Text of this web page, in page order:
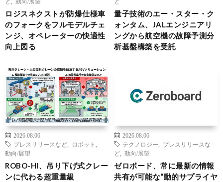
ロジスネクストが防爆仕様車
のフォークをフルモデルチェ
ンジ、オペレーターの快適性
向上図る
量子技術のエー・スター・ク
ォンタム、JALエンジニアリ
ングから航空機の故障予測分
析基盤構築を受託
2026.08.06
プレスリリースなど
ロボット
動向/展望
ROBO-HI、吊り下げ式クレー
ンに代わる超重量級
2026.08.06
テクノロジー
プレスリリースな
ど
動向/展望
ゼロボード、常に最新の情報
共有が可能な“動的サプライヤ